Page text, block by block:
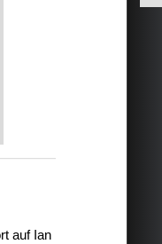
auf Ian